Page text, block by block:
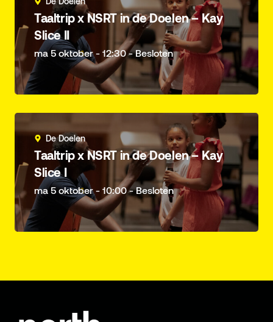
Taaltrip x NSRT in de Doelen – Kay
Slice II
ma 5 oktober - 12:30 - Besloten
De Doelen
Taaltrip x NSRT in de Doelen – Kay
Slice I
ma 5 oktober - 10:00 - Besloten